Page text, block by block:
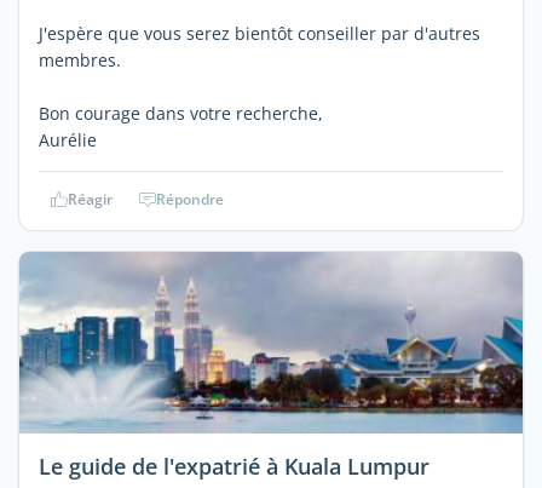
J'espère que vous serez bientôt conseiller par d'autres
membres.
Bon courage dans votre recherche,
Aurélie
Réagir Répondre
Le guide de l'expatrié à Kuala Lumpur